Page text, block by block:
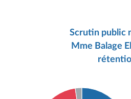
Scrutin public
Mme Balage